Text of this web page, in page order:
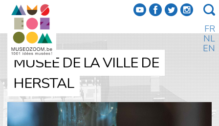
f a b e
FR
NL
EN
MUSÉE DE LA VILLE DE
HERSTAL